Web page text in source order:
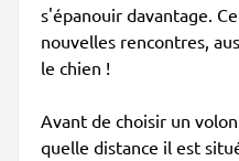
s'épanouir davantage.
nouvelles rencontres,
le chien !
Avant de choisir un
quelle distance il est